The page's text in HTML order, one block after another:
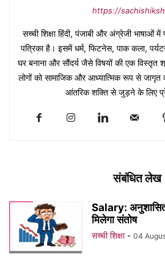
https://
सच्ची शिक्षा हिंदी, पंजाबी और अंग्रेजी भाषाओं में
पत्रिका है। इसमें धर्म, फिटनेस, पाक कला,
घर बनाना और सौंदर्य जैसे विषयों की एक विस्तृत
लोगों को सामाजिक और आध्यात्मिक रूप से
आंतरिक शक्ति से जुड़ने के लिए
संबंधित लेख
Salary: अनुशासित
मिलेगा संतोष
सच्ची शिक्षा - 04